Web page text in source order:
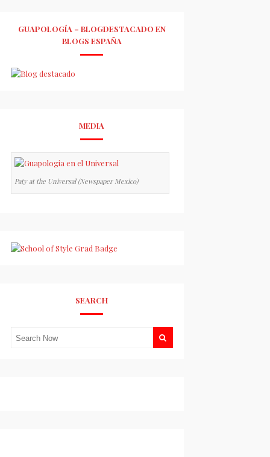
GUAPOLOGÍA – BLOGDESTACADO EN
BLOGS ESPAÑA
MEDIA
Paty at the Universal (Newspaper Mexico)
SEARCH